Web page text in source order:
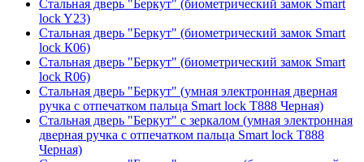
Стальная дверь "Беркут" (биометрический замок Smart
lock Y23)
Стальная дверь "Беркут" (биометрический замок Smart
lock К06)
Стальная дверь "Беркут" (биометрический замок Smart
lock R06)
Стальная дверь "Беркут" (умная электронная дверная
ручка с отпечатком пальца Smart lock T888 Черная)
Стальная дверь "Беркут" с зеркалом (умная электронная
дверная ручка с отпечатком пальца Smart lock T888
Черная)